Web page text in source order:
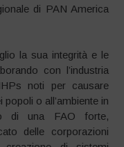
di PAN America
la sua integrità e le
con l’industria
noti per causare
o all’ambiente in
di una FAO forte,
delle corporazioni